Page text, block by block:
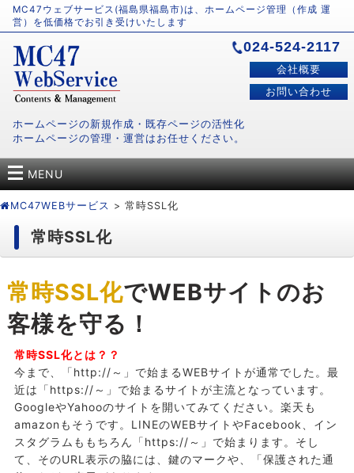
MC47ウェブサービス(福島県福島市)は、ホームページ管理（作成 運
営）を低価格でお引き受けいたします
ホームページの新規作成・既存ページの活性化
ホームページの管理・運営はお任せください。
024-524-2117
会社概要
お問い合わせ
MENU
MC47WEBサービス > 常時SSL化
常時SSL化
常時SSL化でWEBサイトのお
客様を守る！
常時SSL化とは？？
今まで、「http://～」で始まるWEBサイトが通常でした。最
近は「https://～」で始まるサイトが主流となっています。
GoogleやYahooのサイトを開いてみてください。楽天も
amazonもそうです。LINEのWEBサイトやFacebook、イン
スタグラムももちろん「https://～」で始まります。そし
て、そのURL表示の脇には、鍵のマークや、「保護された通